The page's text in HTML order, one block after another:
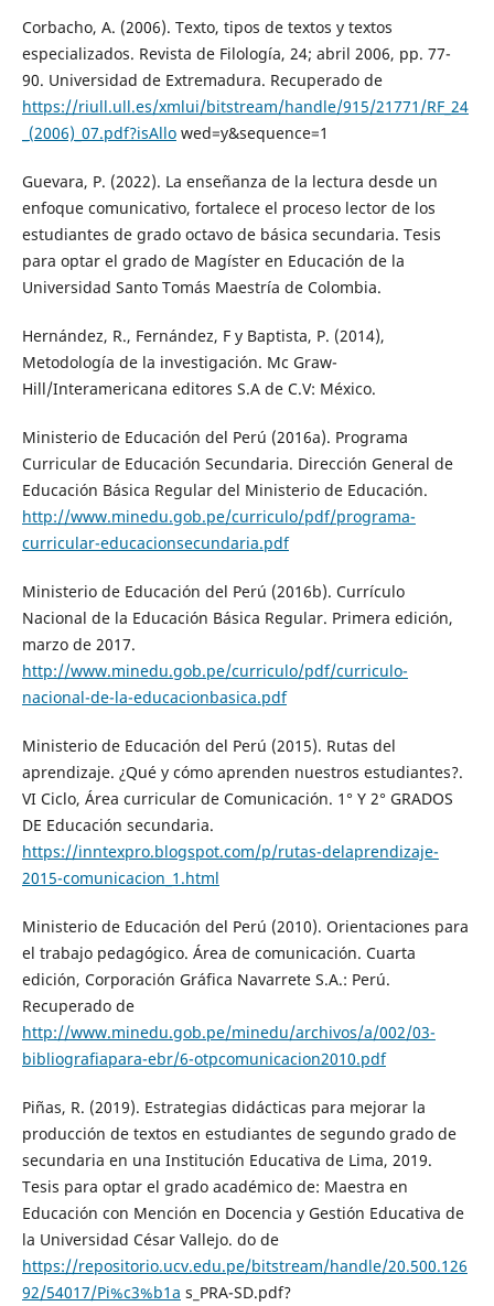
Corbacho, A. (2006). Texto, tipos de textos y textos
especializados. Revista de Filología, 24; abril 2006, pp. 77-
90. Universidad de Extremadura. Recuperado de
https://riull.ull.es/xmlui/bitstream/handle/915/21771/RF_24
_(2006)_07.pdf?isAllowed=y&sequence=1
Guevara, P. (2022). La enseñanza de la lectura desde un
enfoque comunicativo, fortalece el proceso lector de los
estudiantes de grado octavo de básica secundaria. Tesis
para optar el grado de Magíster en Educación de la
Universidad Santo Tomás Maestría de Colombia.
Hernández, R., Fernández, F y Baptista, P. (2014),
Metodología de la investigación. Mc Graw-
Hill/Interamericana editores S.A de C.V: México.
Ministerio de Educación del Perú (2016a). Programa
Curricular de Educación Secundaria. Dirección General de
Educación Básica Regular del Ministerio de Educación.
http://www.minedu.gob.pe/curriculo/pdf/programa-
curricular-educacionsecundaria.pdf
Ministerio de Educación del Perú (2016b). Currículo
Nacional de la Educación Básica Regular. Primera edición,
marzo de 2017.
http://www.minedu.gob.pe/curriculo/pdf/curriculo-
nacional-de-la-educacionbasica.pdf
Ministerio de Educación del Perú (2015). Rutas del
aprendizaje. ¿Qué y cómo aprenden nuestros estudiantes?.
VI Ciclo, Área curricular de Comunicación. 1° Y 2° GRADOS
DE Educación secundaria.
https://inntexpro.blogspot.com/p/rutas-delaprendizaje-
2015-comunicacion_1.html
Ministerio de Educación del Perú (2010). Orientaciones para
el trabajo pedagógico. Área de comunicación. Cuarta
edición, Corporación Gráfica Navarrete S.A.: Perú.
Recuperado de
http://www.minedu.gob.pe/minedu/archivos/a/002/03-
bibliografiapara-ebr/6-otpcomunicacion2010.pdf
Piñas, R. (2019). Estrategias didácticas para mejorar la
producción de textos en estudiantes de segundo grado de
secundaria en una Institución Educativa de Lima, 2019.
Tesis para optar el grado académico de: Maestra en
Educación con Mención en Docencia y Gestión Educativa de
la Universidad César Vallejo. do de
https://repositorio.ucv.edu.pe/bitstream/handle/20.500.126
92/54017/Pi%c3%b1a s_PRA-SD.pdf?